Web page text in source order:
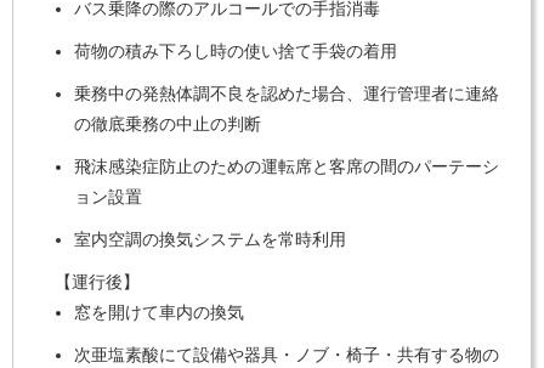
バス乗降の際のアルコールでの手指消毒
荷物の積み下ろし時の使い捨て手袋の着用
乗務中の発熱体調不良を認めた場合、運行管理者に連絡
の徹底乗務の中止の判断
飛沫感染症防止のための運転席と客席の間のパーテーシ
ョン設置
室内空調の換気システムを常時利用
【運行後】
窓を開けて車内の換気
次亜塩素酸にて設備や器具・ノブ・椅子・共有する物の